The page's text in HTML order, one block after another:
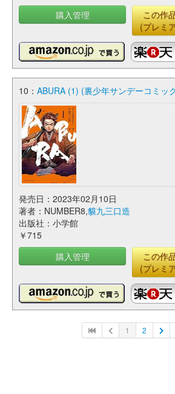
購入管理
この作
(プレミ
10： ABURA (1) (裏少年サンデーコミッ
発売日：2023年02月10日
著者：NUMBER8,貘九三口造
出版社：小学館
￥715
購入管理
この作
(プレミ
1 2